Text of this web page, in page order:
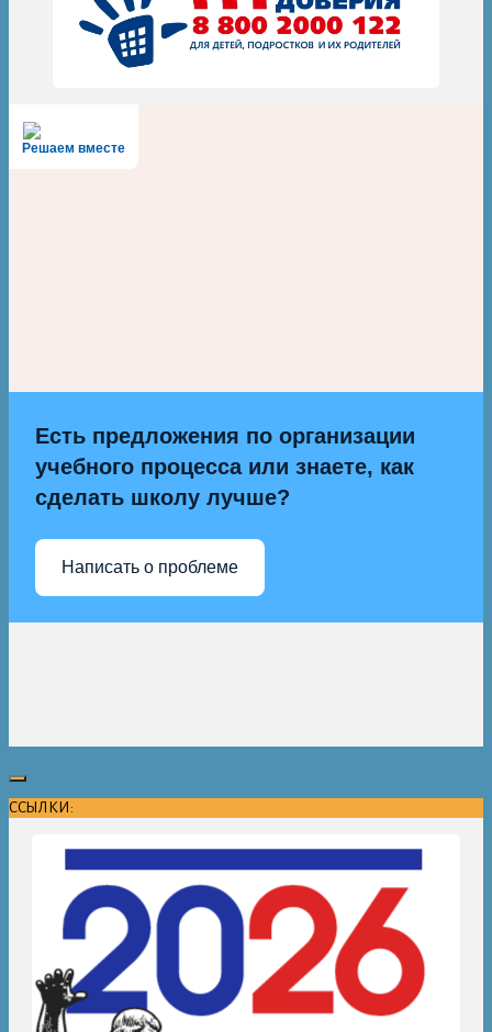
Решаем вместе
Есть предложения по организации
учебного процесса или знаете, как
сделать школу лучше?
Написать о проблеме
ССЫЛКИ: